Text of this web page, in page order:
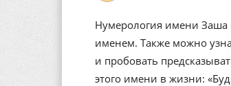
Нумерология имени Заша
именем. Также можно
и пробовать
этого имени в жизни: